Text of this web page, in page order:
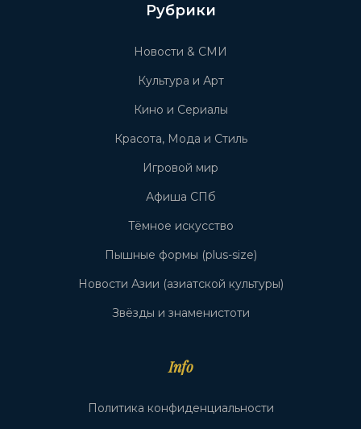
Рубрики
Новости & СМИ
Культура и Арт
Кино и Сериалы
Красота, Мода и Стиль
Игровой мир
Афиша СПб
Тёмное искусство
Пышные формы (plus-size)
Новости Азии (азиатской культуры)
Звёзды и знаменистоти
Info
Политика конфиденциальности